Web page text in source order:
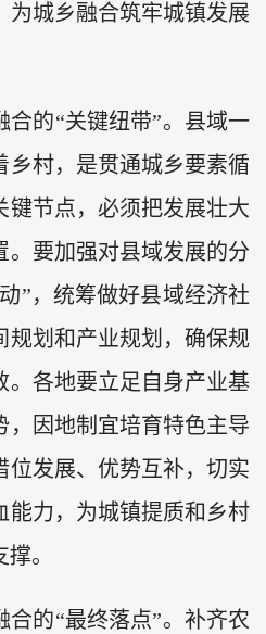
为城乡融合筑牢城镇发展
合的“关键纽带”。县域一
乡村，是贯通城乡要素循
键节点，必须把发展壮大
。要加强对县域发展的分
”，统筹做好县域经济社
规划和产业规划，确保规
。各地要立足自身产业基
，因地制宜培育特色主导
位发展、优势互补，切实
能力，为城镇提质和乡村
。
合的“最终落点”。补齐农